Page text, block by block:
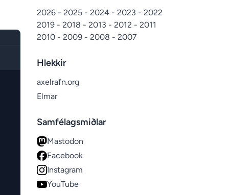
2026 - 2025 - 2024 - 2023 - 2022
2019 - 2018 - 2013 - 2012 - 2011
2010 - 2009 - 2008 - 2007
Hlekkir
axelrafn.org
Elmar
Samfélagsmiðlar
Mastodon
Facebook
Instagram
YouTube